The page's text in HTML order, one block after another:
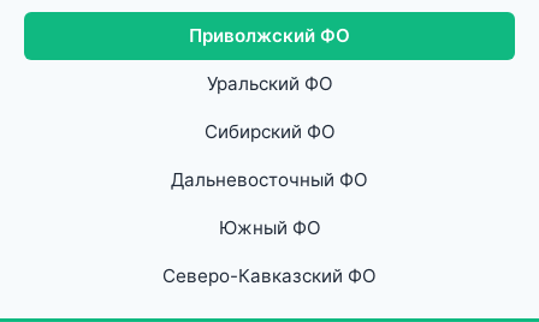
Приволжский ФО
Уральский ФО
Сибирский ФО
Дальневосточный ФО
Южный ФО
Северо-Кавказский ФО